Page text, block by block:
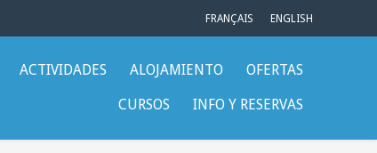
FRANÇAIS ENGLISH
ACTIVIDADES ALOJAMIENTO OFERTAS
CURSOS INFO Y RESERVAS